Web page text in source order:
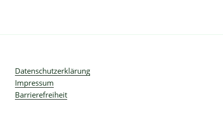
Datenschutzerklärung
Impressum
Barrierefreiheit